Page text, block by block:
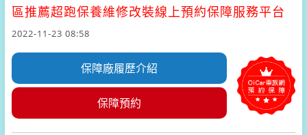
區推薦超跑保養維修改裝線上預約保障服務平台
2022-11-23 08:58
保障廠履歷介紹
保障預約